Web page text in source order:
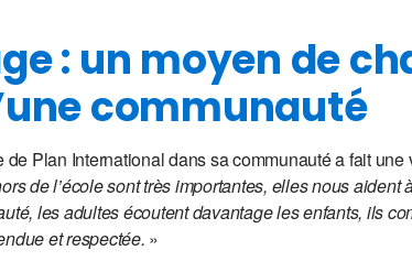
: un moyen de
communauté
Plan International dans sa communauté a fait une
de l’école sont très importantes, elles nous
les adultes écoutent davantage les enfants, ils
et respectée. »